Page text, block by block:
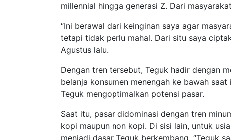
millennial hingga generasi Z. Dari
“Ini berawal dari keinginan saya agar
tetapi tidak perlu mahal. Dari situ saya
Agustus lalu.
Dengan tren tersebut, Teguk hadir dengan
belanja konsumen menengah ke bawah
Teguk mengoptimalkan potensi pasar.
Saat itu, pasar didominasi dengan tren
kopi maupun non kopi. Di sisi lain, untuk
menjadi dasar Teguk berkembang. “Teguk